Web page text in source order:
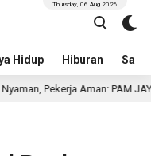
Hidup Hiburan
Thursday, 06 Aug 2026
Aman: PAM JAYA Perkuat